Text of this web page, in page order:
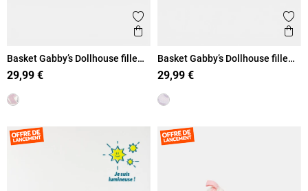
Ajouter aux favoris
Aperçu rapide
Basket Gabby’s Dollhouse fille
(24-30)
29,99 €
Basket Gabby’s Dollhouse fille
(24-30)
29,99 €